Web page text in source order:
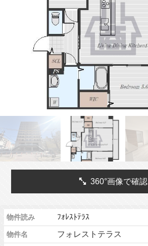
360°画像で確認
物件読み ﾌｫﾚｽﾄﾃﾗｽ
物件名 フォレストテラス